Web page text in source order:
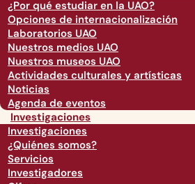
¿Por qué estudiar en la UAO?
Opciones de internacionalización
Laboratorios UAO
Nuestros medios UAO
Nuestros museos UAO
Actividades culturales y artísticas
Noticias
Agenda de eventos
Investigaciones
Investigaciones
¿Quiénes somos?
Servicios
Investigadores